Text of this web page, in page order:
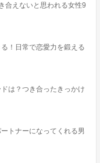
合えないと思われる女性9
！日常で恋愛力を鍛える
は？つき合ったきっかけ
トナーになってくれる男